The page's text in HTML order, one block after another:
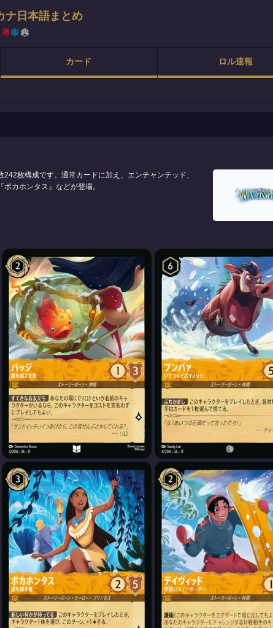
ナ日本語まとめ
カード ロル速報
枚構成です。通常カードに加え、エンチャンテッド、
カホンタス』などが登場。